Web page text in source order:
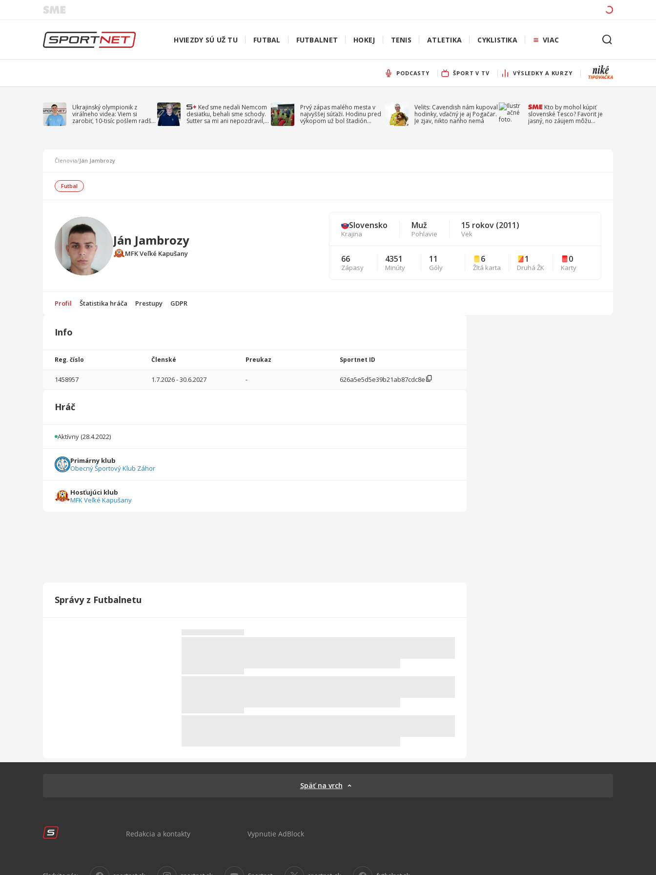
HVIEZDY SÚ UŽ TU FUTBAL FUTBALNET HOKEJ TENIS ATLETIKA CYKLISTIKA VIAC
PODCASTY ŠPORT V TV VÝSLEDKY A KURZY
Ukrajinský olympionik z
virálneho videa: Viem si
zarobiť, 10-tisíc pošlem radšej
Keď sme nedali Nemcom
desiatku, behali sme schody.
Sutter sa mi ani nepozdravil,
Prvý zápas malého mesta v
najvyššej súťaži. Hodinu pred
výkopom už bol štadión
Velits: Cavendish nám kupoval
hodinky, vďačný je aj Pogačar.
Je zjav, nikto naňho nemá
Kto by mohol kúpiť
slovenské Tesco? Favorit je
jasný, no záujem môžu
Členovia/Ján Jambrozy
Futbal
Ján Jambrozy
MFK Veľké Kapušany
Slovensko
Krajina
Muž
Pohlavie
15 rokov (2011)
Vek
66
Zápasy
4351
Minúty
11
Góly
6
Žltá karta
1
Druhá ŽK
0
Karty
Profil Štatistika hráča Prestupy GDPR
Info
Reg. číslo Členské Preukaz Sportnet ID
1458957 1.7.2026-30.6.2027 - 626a5e5d5e39b21ab87cdc8e
Hráč
Aktívny(28.4.2022)
Primárny klub
Obecný Športový Klub Záhor
Hosťujúci klub
MFK Veľké Kapušany
Štatistika
2023/2024
Správy z Futbalnetu
Späť na vrch
Redakcia a kontakty Vypnutie AdBlock